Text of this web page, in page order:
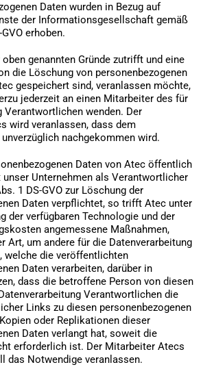
Daten wurden in Bezug auf
der Informationsgesellschaft gemäß
erhoben.
genannten Gründe zutrifft und eine
die Löschung von personenbezogenen
gespeichert sind, veranlassen möchte,
jederzeit an einen Mitarbeiter des für
Verantwortlichen wenden. Der
wird veranlassen, dass dem
nachgekommen wird.
Daten von Atec öffentlich
Unternehmen als Verantwortlicher
1 DS-GVO zur Löschung der
Daten verpflichtet, so trifft Atec unter
der verfügbaren Technologie und der
angemessene Maßnahmen,
Art, um andere für die Datenverarbeitung
welche die veröffentlichten
Daten verarbeiten, darüber in
dass die betroffene Person von diesen
Verantwortlichen die
Links zu diesen personenbezogenen
oder Replikationen dieser
Daten verlangt hat, soweit die
erforderlich ist. Der Mitarbeiter Atecs
das Notwendige veranlassen.